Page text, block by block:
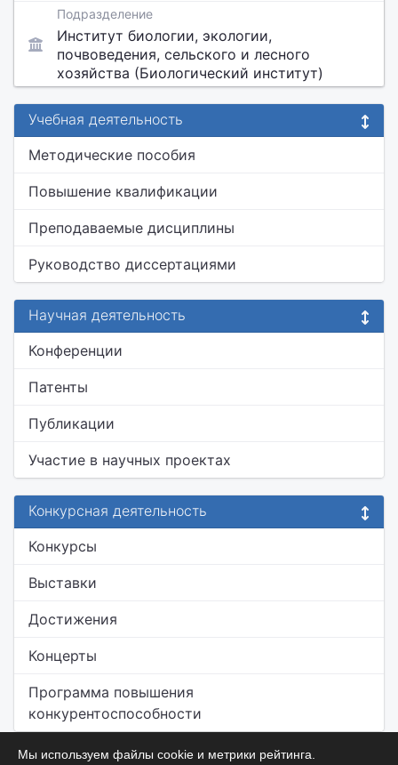
Подразделение
Институт биологии, экологии,
почвоведения, сельского и лесного
хозяйства (Биологический институт)
Учебная деятельность
Методические пособия
Повышение квалификации
Преподаваемые дисциплины
Руководство диссертациями
Научная деятельность
Конференции
Патенты
Публикации
Участие в научных проектах
Конкурсная деятельность
Конкурсы
Выставки
Достижения
Концерты
Программа повышения
конкурентоспособности
Мы используем файлы cookie и метрики рейтинга.